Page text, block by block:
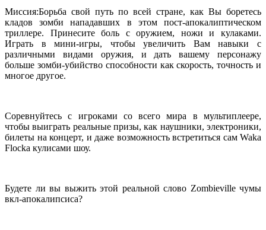
Миссия:Борьба свой путь по всей стране, как Вы боретесь
кладов
зомби нападавших в этом
пост-апокалиптическом
триллере. Принесите боль с оружием, ножи икулаками.
Играть
в мини-игры, чтобы увеличить Вам
навыки с
различными видами оружия, и дать
вашему персонажу
больше зомби-убийство способности как скорость, точность и
многое другое.
Соревнуйтесь с игроками со всего мира в мультиплеере,
чтобы выиграть реальные призы, как наушники, электроники,
билеты на концерт, и даже возможность встретиться сам Waka
Flocka кулисами шоу.
Будете ли вы выжить этой реальной слово Zombieville чумы
вкл-апокалипсиса?